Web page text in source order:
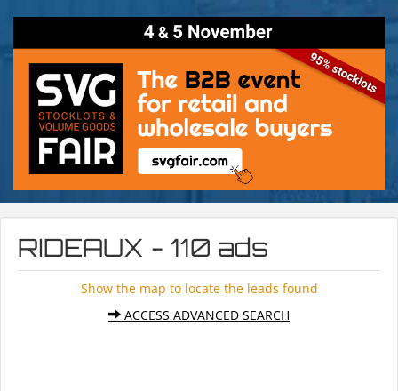
RIDEAUX - 110 ads
Show the map to locate the leads found
ACCESS ADVANCED SEARCH